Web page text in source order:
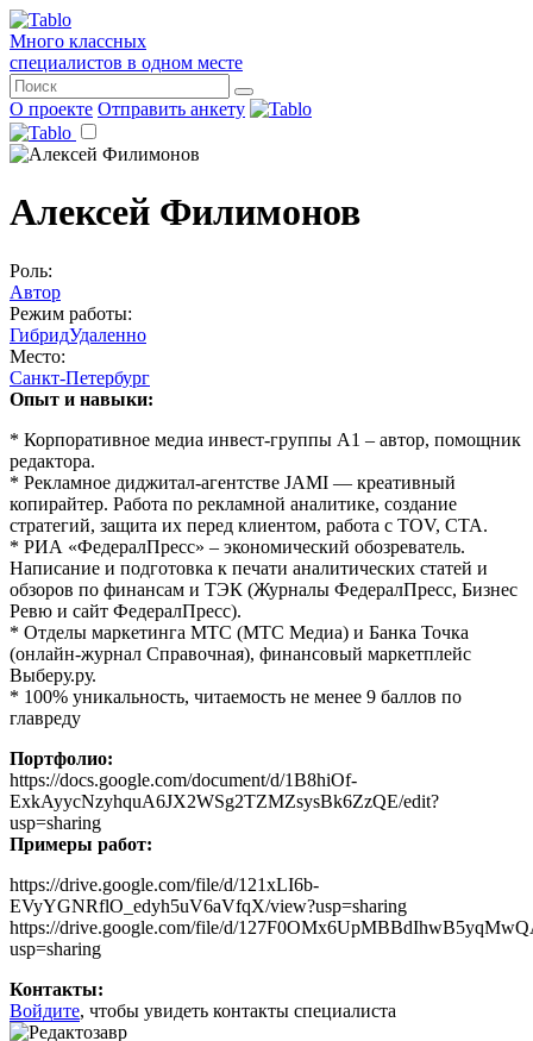
Много классных
специалистов в одном месте
О проекте Отправить анкету
Алексей Филимонов
Роль:
Автор
Режим работы:
ГибридУдаленно
Место:
Санкт-Петербург
Опыт и навыки:
* Корпоративное медиа инвест-группы А1 – автор, помощник
редактора.
* Рекламное диджитал-агентстве JAMI — креативный
копирайтер. Работа по рекламной аналитике, создание
стратегий, защита их перед клиентом, работа с TOV, CTA.
* РИА «ФедералПресс» – экономический обозреватель.
Написание и подготовка к печати аналитических статей и
обзоров по финансам и ТЭК (Журналы ФедералПресс, Бизнес
Ревю и сайт ФедералПресс).
* Отделы маркетинга МТС (МТС Медиа) и Банка Точка
(онлайн-журнал Справочная), финансовый маркетплейс
Выберу.ру.
* 100% уникальность, читаемость не менее 9 баллов по
главреду
Портфолио:
https://docs.google.com/document/d/1B8hiOf-
ExkAyycNzyhquA6JX2WSg2TZMZsysBk6ZzQE/edit?
usp=sharing
Примеры работ:
https://drive.google.com/file/d/121xLI6b-
EVyYGNRflO_edyh5uV6aVfqX/view?usp=sharing
https://drive.google.com/file/d/
usp=sharing
Контакты:
Войдите, чтобы увидеть контакты специалиста